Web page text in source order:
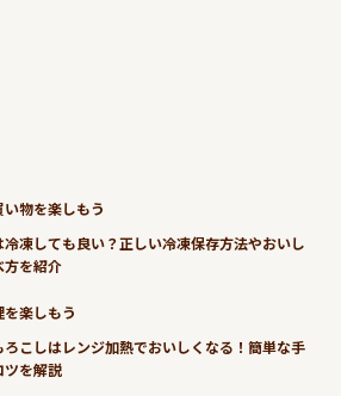
い物を楽しもう
冷凍しても良い？正しい冷凍保存方法やおいし
方を紹介
を楽しもう
ろこしはレンジ加熱でおいしくなる！簡単な手
ツを解説